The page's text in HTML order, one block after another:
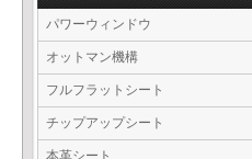
パワーウィンドウ
オットマン機構
フルフラットシート
チップアップシート
本革シート